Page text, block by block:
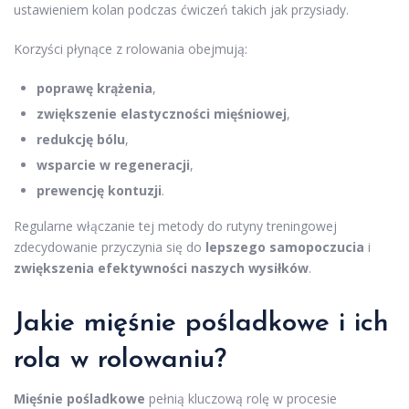
ustawieniem kolan podczas ćwiczeń takich jak przysiady.
Korzyści płynące z rolowania obejmują:
poprawę krążenia,
zwiększenie elastyczności mięśniowej,
redukcję bólu,
wsparcie w regeneracji,
prewencję kontuzji.
Regularne włączanie tej metody do rutyny treningowej
zdecydowanie przyczynia się do lepszego samopoczucia i
zwiększenia efektywności naszych wysiłków.
Jakie mięśnie pośladkowe i ich
rola w rolowaniu?
Mięśnie pośladkowe pełnią kluczową rolę w procesie